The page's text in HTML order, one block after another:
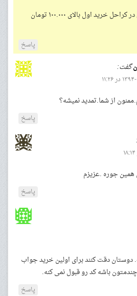
بعد از ادرس در کراحل خرید اول بالای ۱۰۰.۰۰۰ تومان
پاسخ
گفت:
در ۱۱:۲۶
از شما.تمدید نمیشه؟
پاسخ
همین جوره .عزیزم
پاسخ
دقت کنند برای اولین خرید جواب
باشه کد رو قبول نمی کنه.
پاسخ